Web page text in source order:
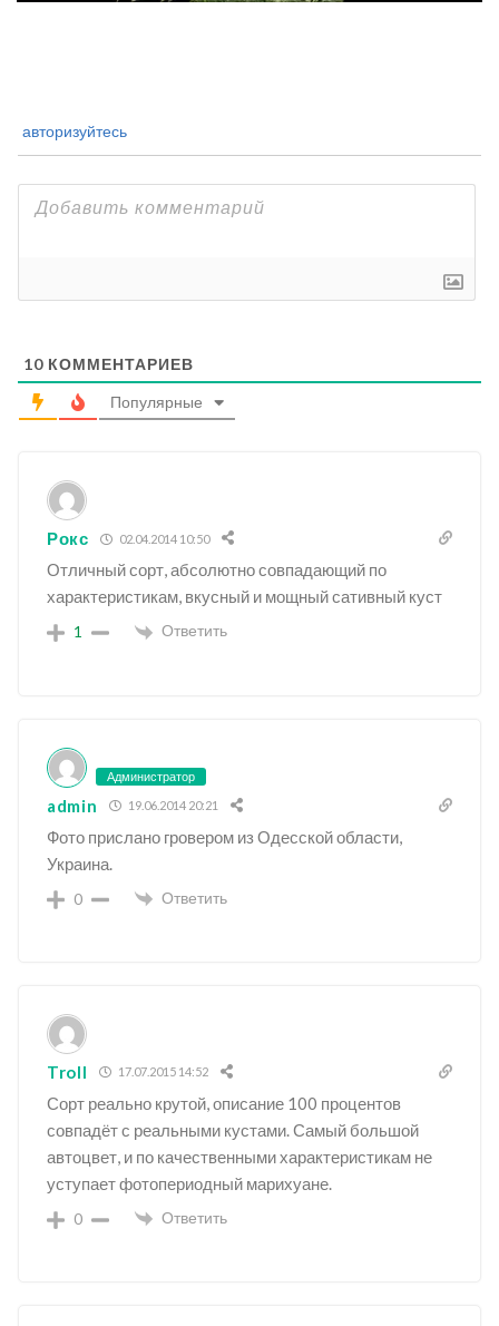
авторизуйтесь
10 КОММЕНТАРИЕВ
Популярные
Рокс 02.04.2014 10:50
Отличный сорт, абсолютно совпадающий по
характеристикам, вкусный и мощный сативный куст
1 Ответить
Администратор
admin 19.06.2014 20:21
Фото прислано гровером из Одесской области,
Украина.
0 Ответить
Troll 17.07.2015 14:52
Сорт реально крутой, описание 100 процентов
совпадёт с реальными кустами. Самый большой
автоцвет, и по качественными характеристикам не
уступает фотопериодный марихуане.
0 Ответить